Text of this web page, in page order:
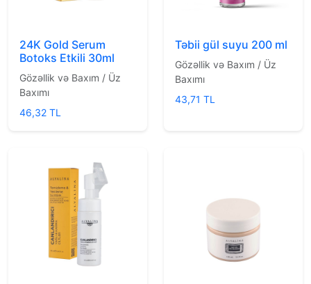
24K Gold Serum
Botoks Etkili 30ml
Gözəllik və Baxım / Üz
Baxımı
46,32 TL
Təbii gül suyu 200 ml
Gözəllik və Baxım / Üz
Baxımı
43,71 TL